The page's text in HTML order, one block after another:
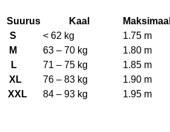
Suurus Kaal
S
< 62 kg
1.75 m
M
63 – 70 kg
1.80 m
L
71 – 75 kg
1.85 m
XL
76 – 83 kg
1.90 m
XXL
84 – 93 kg 1.95 m